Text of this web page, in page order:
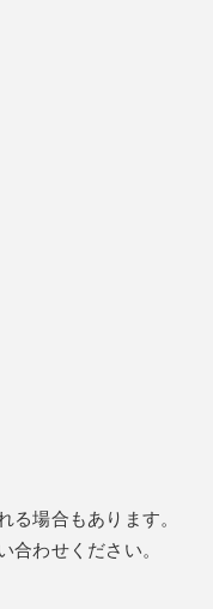
る場合もあります。
合わせください。